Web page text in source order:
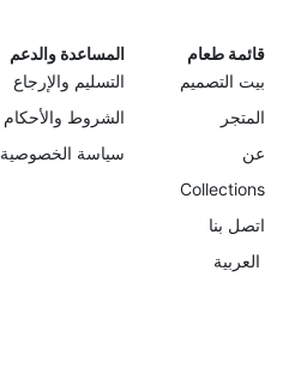
قائمة طعام
بيت التصميم
المتجر
عن
Collections
اتصل بنا
العربية
المساعدة والدعم
التسليم والإرجاع
الشروط والأحكام
سياسة الخصوصية